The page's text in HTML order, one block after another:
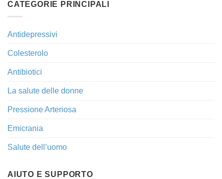
CATEGORIE PRINCIPALI
Antidepressivi
Colesterolo
Antibiotici
La salute delle donne
Pressione Arteriosa
Emicrania
Salute dell’uomo
AIUTO E SUPPORTO